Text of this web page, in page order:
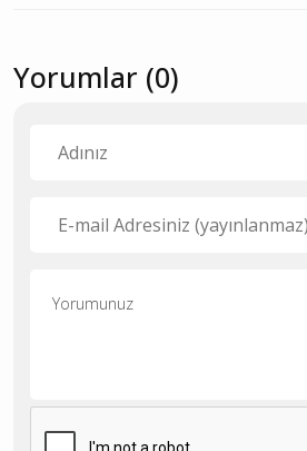
Yorumlar (0)